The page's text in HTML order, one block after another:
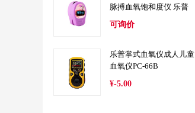
脉搏血氧饱和度仪 乐普
PC-60D2
可询价
乐普掌式血氧仪成人儿童
血氧仪PC-66B
¥-5.00